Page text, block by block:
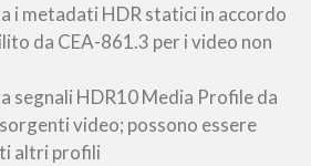
i metadati HDR statici in accordo
da CEA-861.3 per i video non
segnali HDR10 Media Profile da
video; possono essere
altri profili